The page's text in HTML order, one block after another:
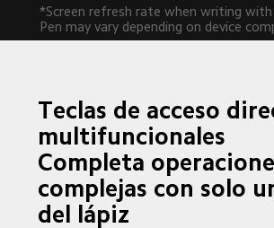
*Screen refresh rate when writing with
Pen may vary depending on device
Teclas de acceso
multifuncionales
Completa
complejas con solo
del lápiz